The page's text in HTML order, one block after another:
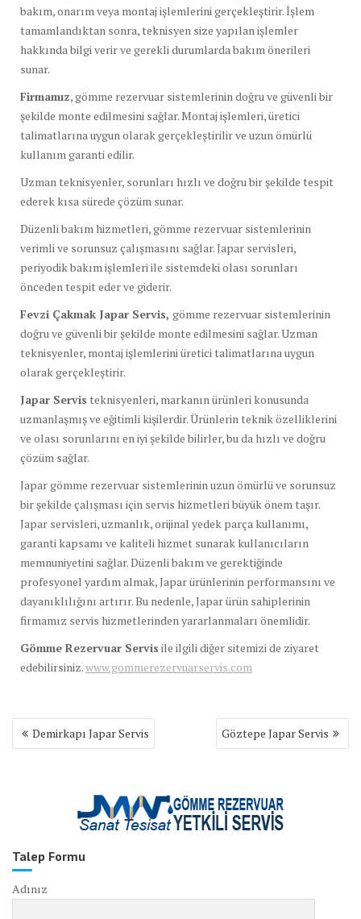
bakım, onarım veya montaj işlemlerini gerçekleştirir. İşlem
tamamlandıktan sonra, teknisyen size yapılan işlemler
hakkında bilgi verir ve gerekli durumlarda bakım önerileri
sunar.
Firmamız, gömme rezervuar sistemlerinin doğru ve güvenli bir
şekilde monte edilmesini sağlar. Montaj işlemleri, üretici
talimatlarına uygun olarak gerçekleştirilir ve uzun ömürlü
kullanım garanti edilir.
Uzman teknisyenler, sorunları hızlı ve doğru bir şekilde tespit
ederek kısa sürede çözüm sunar.
Düzenli bakım hizmetleri, gömme rezervuar sistemlerinin
verimli ve sorunsuz çalışmasını sağlar. Japar servisleri,
periyodik bakım işlemleri ile sistemdeki olası sorunları
önceden tespit eder ve giderir.
Fevzi Çakmak Japar Servis, gömme rezervuar sistemlerinin
doğru ve güvenli bir şekilde monte edilmesini sağlar. Uzman
teknisyenler, montaj işlemlerini üretici talimatlarına uygun
olarak gerçekleştirir.
Japar Servis teknisyenleri, markanın ürünleri konusunda
uzmanlaşmış ve eğitimli kişilerdir. Ürünlerin teknik özelliklerini
ve olası sorunlarını en iyi şekilde bilirler, bu da hızlı ve doğru
çözüm sağlar.
Japar gömme rezervuar sistemlerinin uzun ömürlü ve sorunsuz
bir şekilde çalışması için servis hizmetleri büyük önem taşır.
Japar servisleri, uzmanlık, orijinal yedek parça kullanımı,
garanti kapsamı ve kaliteli hizmet sunarak kullanıcıların
memnuniyetini sağlar. Düzenli bakım ve gerektiğinde
profesyonel yardım almak, Japar ürünlerinin performansını ve
dayanıklılığını artırır. Bu nedenle, Japar ürün sahiplerinin
firmamız servis hizmetlerinden yararlanmaları önemlidir.
Gömme Rezervuar Servis ile ilgili diğer sitemizi de ziyaret
edebilirsiniz.www.gommerezervuarservis.com
Yazı
gezinmesi
Demirkapı Japar Servis Göztepe Japar Servis
Talep Formu
Adınız